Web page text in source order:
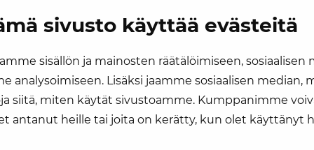
sivusto käyttää evästeitä
sisällön ja mainosten räätälöimiseen, sosiaalisen
analysoimiseen. Lisäksi jaamme sosiaalisen median,
siitä, miten käytät sivustoamme. Kumppanimme
antanut heille tai joita on kerätty, kun olet käyttänyt
voivat vähentää
säästää logistiikkakustannuksissa. Kun
kuluja, jotka syntyvät esimerkiksi kiireellisistä